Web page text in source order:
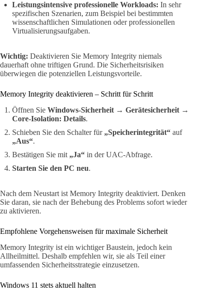
Leistungsintensive professionelle Workloads: In sehr
spezifischen Szenarien, zum Beispiel bei bestimmten
wissenschaftlichen Simulationen oder professionellen
Virtualisierungsaufgaben.
Wichtig: Deaktivieren Sie Memory Integrity niemals
dauerhaft ohne triftigen Grund. Die Sicherheitsrisiken
überwiegen die potenziellen Leistungsvorteile.
Memory Integrity deaktivieren – Schritt für Schritt
Öffnen Sie Windows-Sicherheit → Gerätesicherheit →
Core-Isolation: Details.
Schieben Sie den Schalter für „Speicherintegrität“ auf
„Aus“.
Bestätigen Sie mit „Ja“ in der UAC-Abfrage.
Starten Sie den PC neu.
Nach dem Neustart ist Memory Integrity deaktiviert. Denken
Sie daran, sie nach der Behebung des Problems sofort wieder
zu aktivieren.
Empfohlene Vorgehensweisen für maximale Sicherheit
Memory Integrity ist ein wichtiger Baustein, jedoch kein
Allheilmittel. Deshalb empfehlen wir, sie als Teil einer
umfassenden Sicherheitsstrategie einzusetzen.
Windows 11 stets aktuell halten